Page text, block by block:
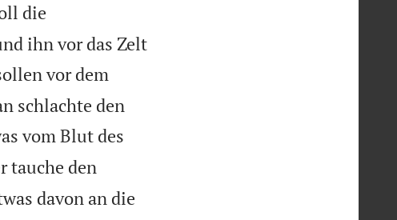
die
ihn vor das Zelt
vor dem
schlachte den
vom Blut des
tauche den
davon an die